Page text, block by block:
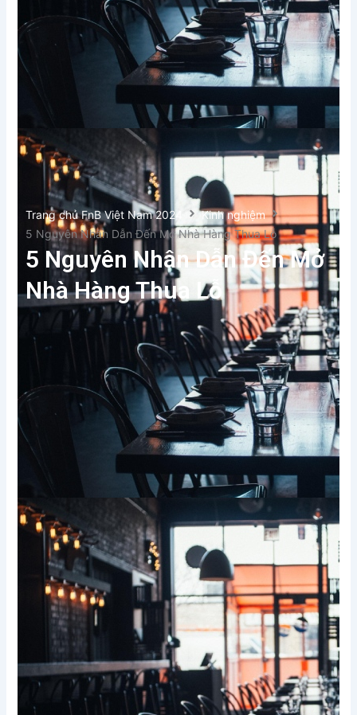
Trang chủ FnB Việt Nam 2024
Kinh nghiệm
5 Nguyên Nhân Dẫn Đến Mở Nhà Hàng Thua Lỗ
5 Nguyên Nhân Dẫn Đến Mở
Nhà Hàng Thua Lỗ